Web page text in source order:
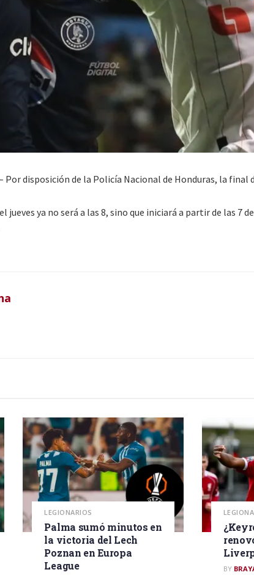
Por disposición de la Policía Nacional de Honduras, la final
jueves ya no será a las 8, sino que iniciará a partir de las 7
LEGIONARIOS
Palma sumó minutos en
la victoria del Lech
Poznan en Europa
League
BY